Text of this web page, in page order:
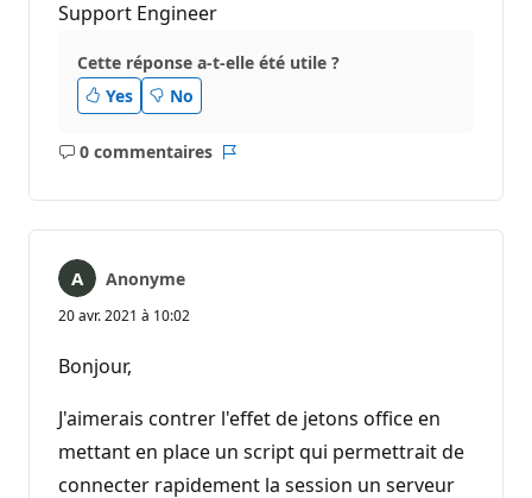
Support Engineer
Cette réponse a-t-elle été utile ?
Yes
No
0 commentaires
Aucun
Anonyme
20 avr. 2021 à 10:02
Bonjour,
J'aimerais contrer l'effet de jetons office en
mettant en place un script qui permettrait de
connecter rapidement la session un serveur